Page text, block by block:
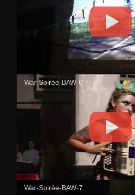
War-Soirée-BAW-6
War-Soirée-BAW-7